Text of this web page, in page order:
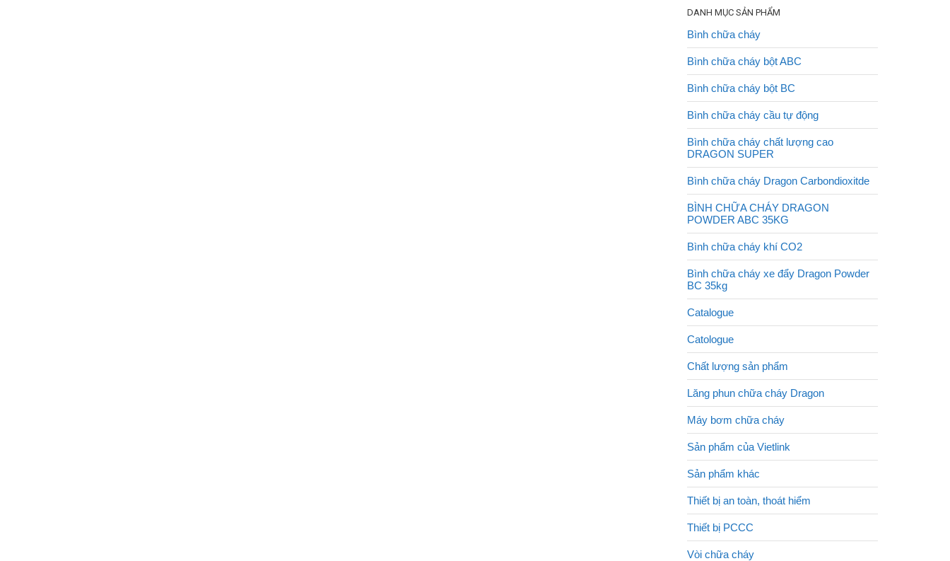
DANH MỤC SẢN PHẨM
Bình chữa cháy
Bình chữa cháy bột ABC
Bình chữa cháy bột BC
Bình chữa cháy cầu tự động
Bình chữa cháy chất lượng cao
DRAGON SUPER
Bình chữa cháy Dragon Carbondioxitde
BÌNH CHỮA CHÁY DRAGON
POWDER ABC 35KG
Bình chữa cháy khí CO2
Bình chữa cháy xe đẩy Dragon Powder
BC 35kg
Catalogue
Catologue
Chất lượng sản phẩm
Lăng phun chữa cháy Dragon
Máy bơm chữa cháy
Sản phẩm của Vietlink
Sản phẩm khác
Thiết bị an toàn, thoát hiểm
Thiết bị PCCC
Vòi chữa cháy